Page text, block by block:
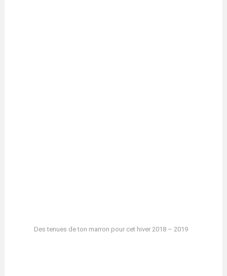
Des tenues de ton marron pour cet hiver 2018 – 2019